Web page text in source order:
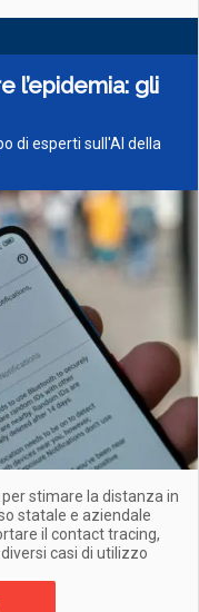
l’epidemia: gli
di esperti sull'AI della
stimare la distanza in
statale e aziendale
il contact tracing,
casi di utilizzo